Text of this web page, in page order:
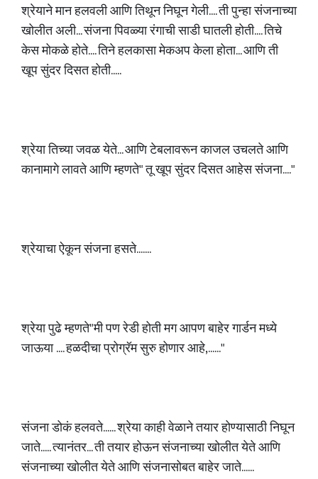
श्रेयाने मान हलवली आणि तिथून निघून गेली.... ती पुन्हा संजनाच्या
खोलीत अली... संजना पिवळ्या रंगाची साडी घातली होती.... तिचे
केस मोकळे होते.... तिने हलकासा मेकअप केला होता... आणि ती
खूप सुंदर दिसत होती.....
श्रेया तिच्या जवळ येते... आणि टेबलावरून काजल उचलते आणि
कानामागे लावते आणि म्हणते" तू खूप सुंदर दिसत आहेस संजना...."
श्रेयाचा ऐकून संजना हसते.......
श्रेया पुढे म्हणते"मी पण रेडी होती मग आपण बाहेर गार्डन मध्ये
जाऊया .... हळदीचा प्रोग्रॅम सुरु होणार आहे,......"
संजना डोकं हलवते...... श्रेया काही वेळाने तयार होण्यासाठी निघून
जाते..... त्यानंतर... ती तयार होऊन संजनाच्या खोलीत येते आणि
संजनाच्या खोलीत येते आणि संजनासोबत बाहेर जाते......